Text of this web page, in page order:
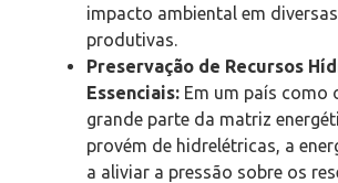
impacto ambiental em
produtivas.
Preservação de Recursos
Essenciais: Em um país como
grande parte da matriz
provém de hidrelétricas, a
a aliviar a pressão sobre os